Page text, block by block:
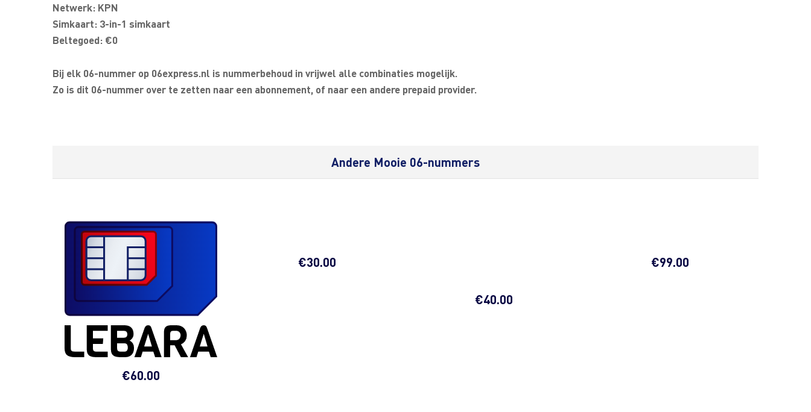
Netwerk: KPN
Simkaart: 3-in-1 simkaart
Beltegoed: €0
Bij elk 06-nummer op 06express.nl is nummerbehoud in vrijwel alle combinaties mogelijk.
Zo is dit 06-nummer over te zetten naar een abonnement, of naar een andere prepaid provider.
Andere Mooie 06-nummers
€60.00
€30.00
€40.00
€99.00